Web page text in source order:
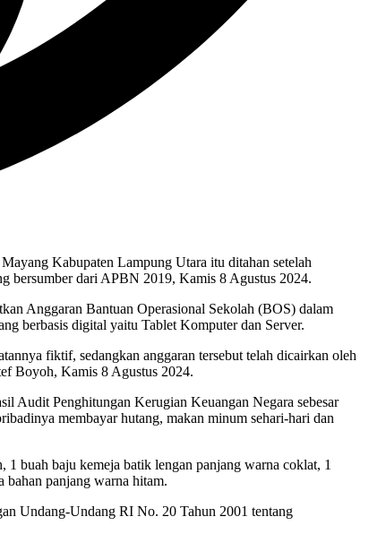
Kabupaten Lampung Utara itu ditahan setelah
bersumber dari APBN 2019, Kamis 8 Agustus 2024.
Anggaran Bantuan Operasional Sekolah (BOS) dalam
berbasis digital yaitu Tablet Komputer dan Server.
fiktif, sedangkan anggaran tersebut telah dicairkan oleh
Boyoh, Kamis 8 Agustus 2024.
Audit Penghitungan Kerugian Keuangan Negara sebesar
membayar hutang, makan minum sehari-hari dan
buah baju kemeja batik lengan panjang warna coklat, 1
bahan panjang warna hitam.
Undang-Undang RI No. 20 Tahun 2001 tentang